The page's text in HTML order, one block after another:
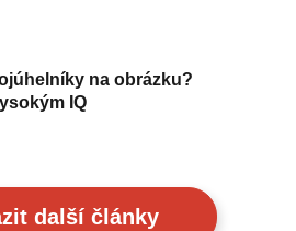
na obrázku?
IQ
další články